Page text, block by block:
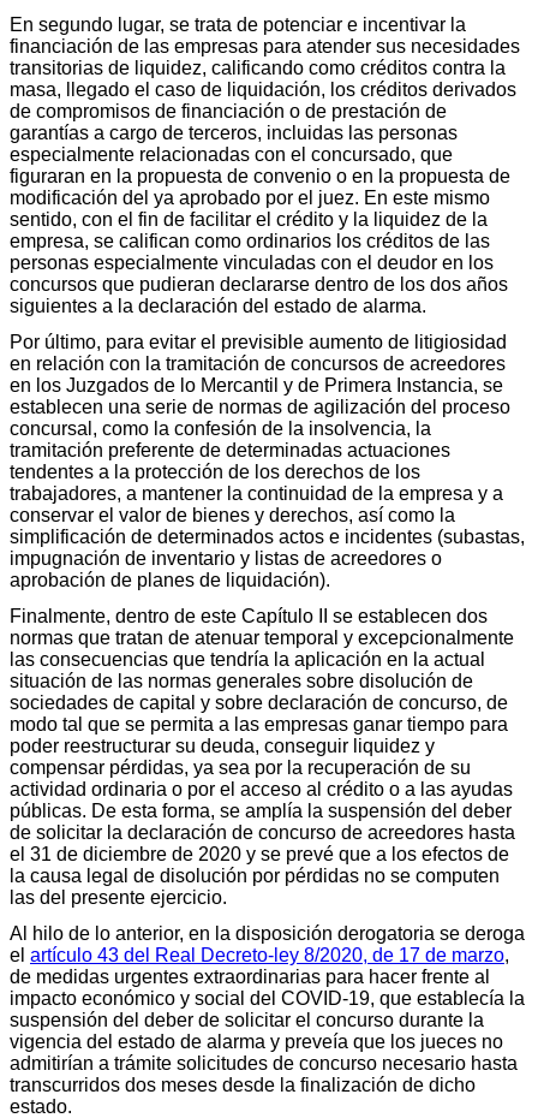
En segundo lugar, se trata de potenciar e incentivar la
financiación de las empresas para atender sus necesidades
transitorias de liquidez, calificando como créditos contra la
masa, llegado el caso de liquidación, los créditos derivados
de compromisos de financiación o de prestación de
garantías a cargo de terceros, incluidas las personas
especialmente relacionadas con el concursado, que
figuraran en la propuesta de convenio o en la propuesta de
modificación del ya aprobado por el juez. En este mismo
sentido, con el fin de facilitar el crédito y la liquidez de la
empresa, se califican como ordinarios los créditos de las
personas especialmente vinculadas con el deudor en los
concursos que pudieran declararse dentro de los dos años
siguientes a la declaración del estado de alarma.
Por último, para evitar el previsible aumento de litigiosidad
en relación con la tramitación de concursos de acreedores
en los Juzgados de lo Mercantil y de Primera Instancia, se
establecen una serie de normas de agilización del proceso
concursal, como la confesión de la insolvencia, la
tramitación preferente de determinadas actuaciones
tendentes a la protección de los derechos de los
trabajadores, a mantener la continuidad de la empresa y a
conservar el valor de bienes y derechos, así como la
simplificación de determinados actos e incidentes (subastas,
impugnación de inventario y listas de acreedores o
aprobación de planes de liquidación).
Finalmente, dentro de este Capítulo II se establecen dos
normas que tratan de atenuar temporal y excepcionalmente
las consecuencias que tendría la aplicación en la actual
situación de las normas generales sobre disolución de
sociedades de capital y sobre declaración de concurso, de
modo tal que se permita a las empresas ganar tiempo para
poder reestructurar su deuda, conseguir liquidez y
compensar pérdidas, ya sea por la recuperación de su
actividad ordinaria o por el acceso al crédito o a las ayudas
públicas. De esta forma, se amplía la suspensión del deber
de solicitar la declaración de concurso de acreedores hasta
el 31 de diciembre de 2020 y se prevé que a los efectos de
la causa legal de disolución por pérdidas no se computen
las del presente ejercicio.
Al hilo de lo anterior, en la disposición derogatoria se deroga
el artículo 43 del Real Decreto-ley 8/2020, de 17 de marzo,
de medidas urgentes extraordinarias para hacer frente al
impacto económico y social del COVID-19, que establecía la
suspensión del deber de solicitar el concurso durante la
vigencia del estado de alarma y preveía que los jueces no
admitirían a trámite solicitudes de concurso necesario hasta
transcurridos dos meses desde la finalización de dicho
estado.